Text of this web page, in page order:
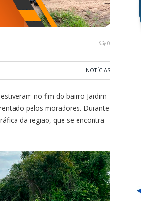
0
NOTÍCIAS
no fim do bairro Jardim
pelos moradores. Durante
da região, que se encontra